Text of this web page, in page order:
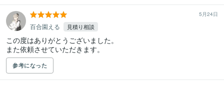
5月24日
百合園える 見積り相談
この度はありがとうございました。
また依頼させていただきます。
参考になった